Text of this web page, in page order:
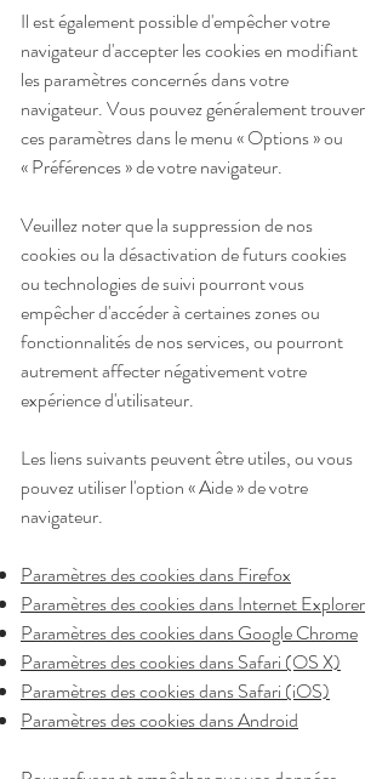
Il est également possible d'empêcher votre
navigateur d'accepter les cookies en modifiant
les paramètres concernés dans votre
navigateur. Vous pouvez généralement trouver
ces paramètres dans le menu «Options»ou
«Préférences»de votre navigateur.
Veuillez noter que la suppression de nos
cookies ou la désactivation de futurs cookies
ou technologies de suivi pourront vous
empêcher d'accéder à certaines zones ou
fonctionnalités de nos services, ou pourront
autrement affecter négativement votre
expérience d'utilisateur.
Les liens suivants peuvent être utiles, ou vous
pouvez utiliser l'option «Aide»de votre
navigateur.
Paramètres des cookies dans Firefox
Paramètres des cookies dans Internet Explorer
Paramètres des cookies dans Google Chrome
Paramètres des cookies dans Safari (OS X)
Paramètres des cookies dans Safari (iOS)
Paramètres des cookies dans Android